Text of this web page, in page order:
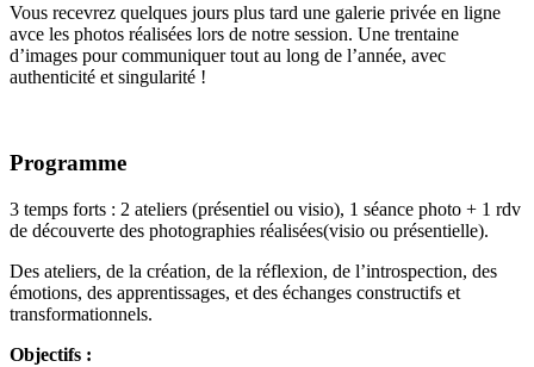
Vous recevrez quelques jours plus tard une galerie privée en ligne
avce les photos réalisées lors de notre session. Une trentaine
d’images pour communiquer tout au long de l’année, avec
authenticité et singularité !
Programme
3 temps forts : 2 ateliers (présentiel ou visio), 1 séance photo + 1 rdv
de découverte des photographies réalisées(visio ou présentielle).
Des ateliers, de la création, de la réflexion, de l’introspection, des
émotions, des apprentissages, et des échanges constructifs et
transformationnels.
Objectifs :